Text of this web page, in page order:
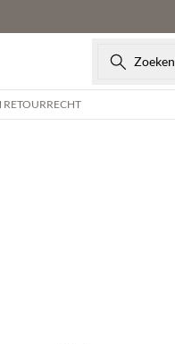
Zoeken
RETOURRECHT